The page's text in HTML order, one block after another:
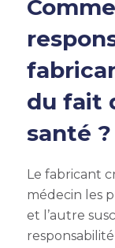
du fait
santé ?
Le fabricant
médecin les
et l’autre